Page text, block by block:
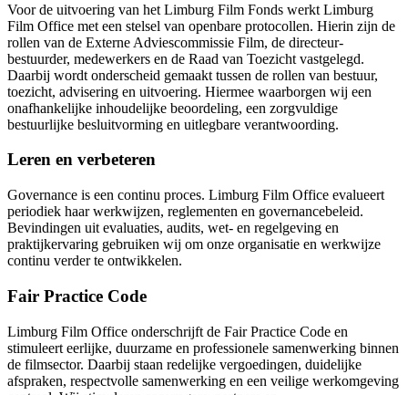
Voor de uitvoering van het Limburg Film Fonds werkt Limburg
Film Office met een stelsel van openbare protocollen. Hierin zijn de
rollen van de Externe Adviescommissie Film, de directeur-
bestuurder, medewerkers en de Raad van Toezicht vastgelegd.
Daarbij wordt onderscheid gemaakt tussen de rollen van bestuur,
toezicht, advisering en uitvoering. Hiermee waarborgen wij een
onafhankelijke inhoudelijke beoordeling, een zorgvuldige
bestuurlijke besluitvorming en uitlegbare verantwoording.
Leren en verbeteren
Governance is een continu proces. Limburg Film Office evalueert
periodiek haar werkwijzen, reglementen en governancebeleid.
Bevindingen uit evaluaties, audits, wet- en regelgeving en
praktijkervaring gebruiken wij om onze organisatie en werkwijze
continu verder te ontwikkelen.
Fair Practice Code
Limburg Film Office onderschrijft de Fair Practice Code en
stimuleert eerlijke, duurzame en professionele samenwerking binnen
de filmsector. Daarbij staan redelijke vergoedingen, duidelijke
afspraken, respectvolle samenwerking en een veilige werkomgeving